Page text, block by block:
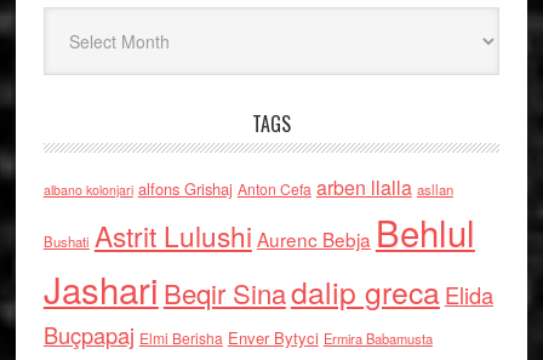
TAGS
albano kolonjari alfons Grishaj Anton Cefa arben llalla asllan
Bushati Astrit Lulushi Aurenc Bebja Behlul
Jashari Beqir Sinadalip grecaElida
Buçpapaj Elmi Berisha Enver Bytyci Ermira Babamusta